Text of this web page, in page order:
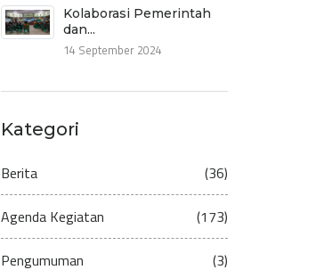
Kolaborasi Pemerintah
dan...
14 September 2024
Kategori
Berita (36)
Agenda Kegiatan (173)
Pengumuman (3)